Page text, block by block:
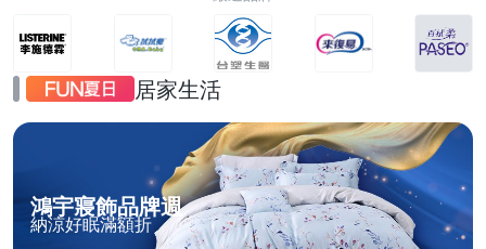
居家生活
鴻宇寢飾品牌週
納涼好眠滿額折